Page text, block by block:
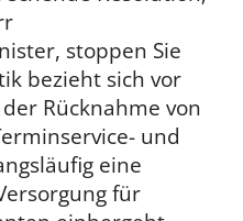
stoppen Sie
bezieht sich vor
Rücknahme von
und
eine
für